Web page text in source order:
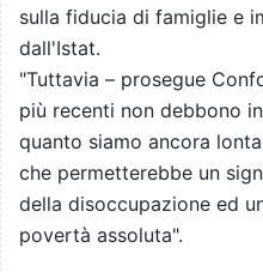
sulla fiducia di famiglie e
dall'Istat.
"Tuttavia – prosegue
più recenti non debbono
quanto siamo ancora
che permetterebbe un
della disoccupazione ed
povertà assoluta".